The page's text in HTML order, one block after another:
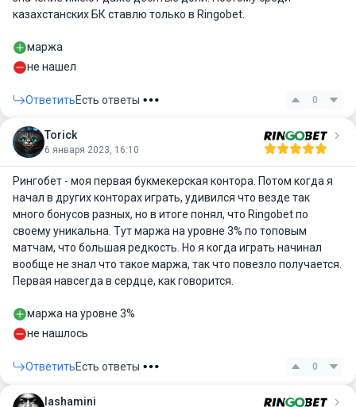
казахстанских БК ставлю только в Ringobet.
маржа
не нашел
ОтветитьЕсть ответы 0
Torick
6 января 2023, 16:10
Рингобет - моя первая букмекерская контора. Потом когда я
начал в других конторах играть, удивился что везде так
много бонусов разных, но в итоге понял, что Ringobet по
своему уникальна. Тут маржа на уровне 3% по топовым
матчам, что большая редкость. Но я когда играть начинал
вообще не знал что такое маржа, так что повезло получается.
Первая навсегда в сердце, как говорится.
маржа на уровне 3%
не нашлось
ОтветитьЕсть ответы 0
lashamini